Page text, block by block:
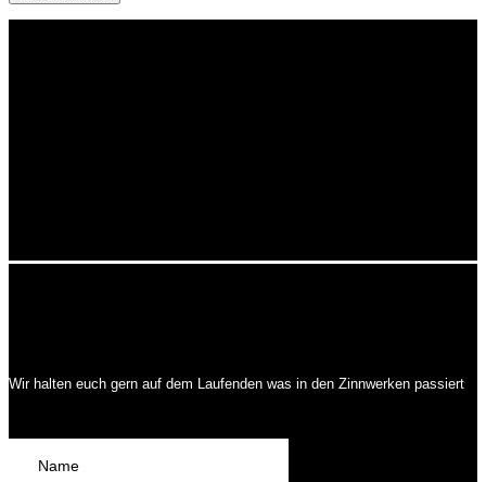
Wir halten euch gern auf dem Laufenden was in den Zinnwerken passiert